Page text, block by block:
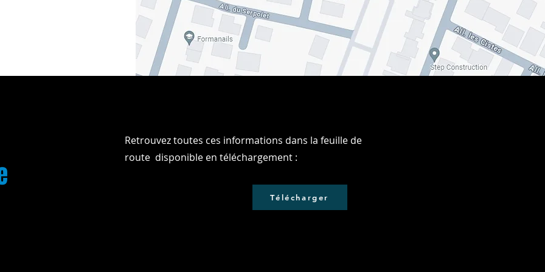
Retrouvez toutes ces informations dans la feuille de
route disponible en téléchargement :
Télécharger